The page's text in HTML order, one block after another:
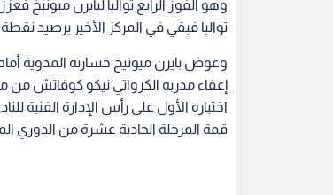
تواليا فبقي في المركز الأخير برصيد
إعفاء مدربه الكرواتي نيكو كوفاتش من
اختباره الأول على رأس الإدارة الفنية
قمة المرحلة الحادية عشرة من الدوري